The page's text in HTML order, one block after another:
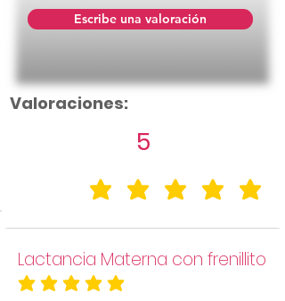
Escribe una valoración
Valoraciones:
5
la calificación
Lactancia Materna con frenillito
la calificación promedio es 5 de 5